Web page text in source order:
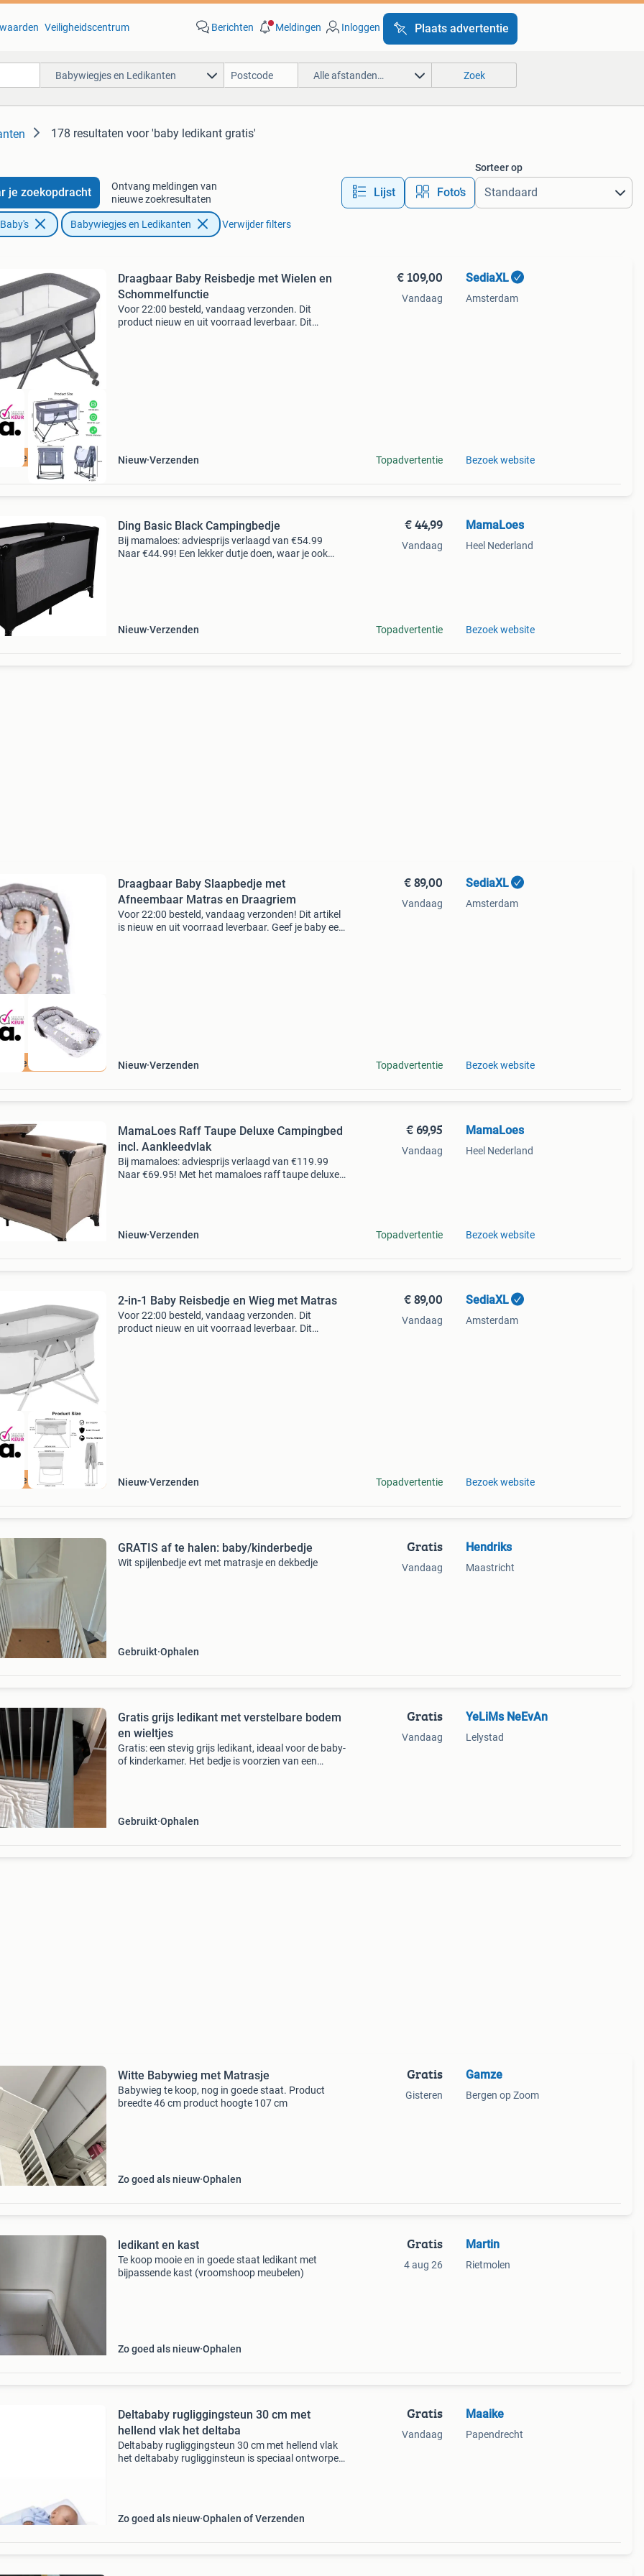
Veiligheidscentrum Berichten Meldingen Inloggen Plaats advertentie
Babywiegjes en Ledikanten Alle afstanden… Zoek
178 resultaten voor 'baby ledikant gratis'
je zoekopdracht
Ontvang meldingen van
nieuwe zoekresultaten
Lijst Foto’s
Sorteer op
Babywiegjes en Ledikanten Verwijder filters
met 9+
Draagbaar Baby Reisbedje met Wielen en
Schommelfunctie
Voor 22:00 besteld, vandaag verzonden. Dit
product nieuw en uit voorraad leverbaar. Dit
Nieuw Verzenden
€ 109,00
Vandaag
Topadvertentie
SediaXL
Amsterdam
Bezoek website
Ding Basic Black Campingbedje
Bij mamaloes: adviesprijs verlaagd van €54.99
Naar €44.99! Een lekker dutje doen, waar je ook
Nieuw Verzenden
€ 44,99
Vandaag
Topadvertentie
MamaLoes
Heel Nederland
Bezoek website
met 9+
Draagbaar Baby Slaapbedje met
Afneembaar Matras en Draagriem
Voor 22:00 besteld, vandaag verzonden! Dit artikel
is nieuw en uit voorraad leverbaar. Geef je baby een
Nieuw Verzenden
€ 89,00
Vandaag
Topadvertentie
SediaXL
Amsterdam
Bezoek website
MamaLoes Raff Taupe Deluxe Campingbed
incl. Aankleedvlak
Bij mamaloes: adviesprijs verlaagd van €119.99
Naar €69.95! Met het mamaloes raff taupe deluxe
Nieuw Verzenden
€ 69,95
Vandaag
Topadvertentie
MamaLoes
Heel Nederland
Bezoek website
met 9+
2-in-1 Baby Reisbedje en Wieg met Matras
Voor 22:00 besteld, vandaag verzonden. Dit
product nieuw en uit voorraad leverbaar. Dit
Nieuw Verzenden
€ 89,00
Vandaag
Topadvertentie
SediaXL
Amsterdam
Bezoek website
GRATIS af te halen: baby/kinderbedje
Wit spijlenbedje evt met matrasje en dekbedje
Gebruikt Ophalen
Gratis
Vandaag
Hendriks
Maastricht
Gratis grijs ledikant met verstelbare bodem
en wieltjes
Gratis: een stevig grijs ledikant, ideaal voor de baby-
of kinderkamer. Het bedje is voorzien van een
Gebruikt Ophalen
Gratis
Vandaag
YeLiMs NeEvAn
Lelystad
Witte Babywieg met Matrasje
Babywieg te koop, nog in goede staat. Product
breedte 46 cm product hoogte 107 cm
Zo goed als nieuw Ophalen
Gratis
Gisteren
Gamze
Bergen op Zoom
ledikant en kast
Te koop mooie en in goede staat ledikant met
bijpassende kast (vroomshoop meubelen)
Zo goed als nieuw Ophalen
Gratis
4 aug 26
Martin
Rietmolen
Deltababy rugliggingsteun 30 cm met
hellend vlak het deltaba
Deltababy rugliggingsteun 30 cm met hellend vlak
het deltababy rugligginsteun is speciaal ontworpen
Zo goed als nieuw Ophalen of Verzenden
Gratis
Vandaag
Maaike
Papendrecht